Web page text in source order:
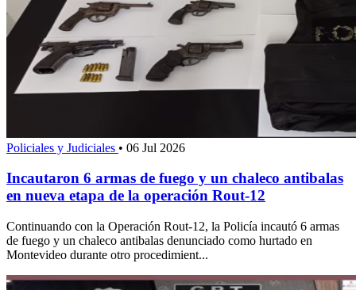
Policiales y Judiciales • 06 Jul 2026
Incautaron 6 armas de fuego y un chaleco antibalas
en nueva etapa de la operación Rout-12
Continuando con la Operación Rout-12, la Policía incautó 6 armas
de fuego y un chaleco antibalas denunciado como hurtado en
Montevideo durante otro procedimient...